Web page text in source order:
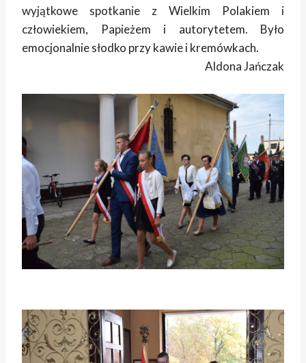
wyjątkowe spotkanie z Wielkim Polakiem i
człowiekiem, Papieżem i autorytetem. Było
emocjonalnie słodko przy kawie i kremówkach.
Aldona Jańczak